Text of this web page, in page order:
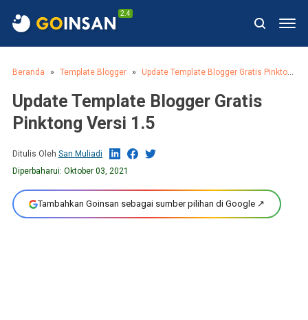
2.4
Beranda Template Blogger Update Template Blogger Gratis Pinktong Versi 1.5
Update Template Blogger Gratis
Pinktong Versi 1.5
Ditulis Oleh San Muliadi
Diperbaharui: Oktober 03, 2021
Tambahkan Goinsan sebagai sumber pilihan di Google ↗